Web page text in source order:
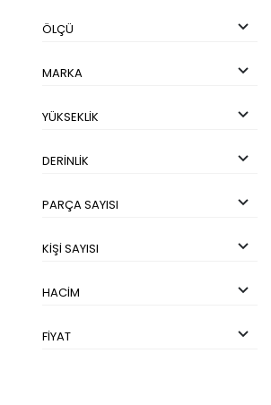
ÖLÇÜ
MARKA
YÜKSEKLIK
DERINLIK
PARÇA SAYISI
KIŞI SAYISI
HACIM
FIYAT